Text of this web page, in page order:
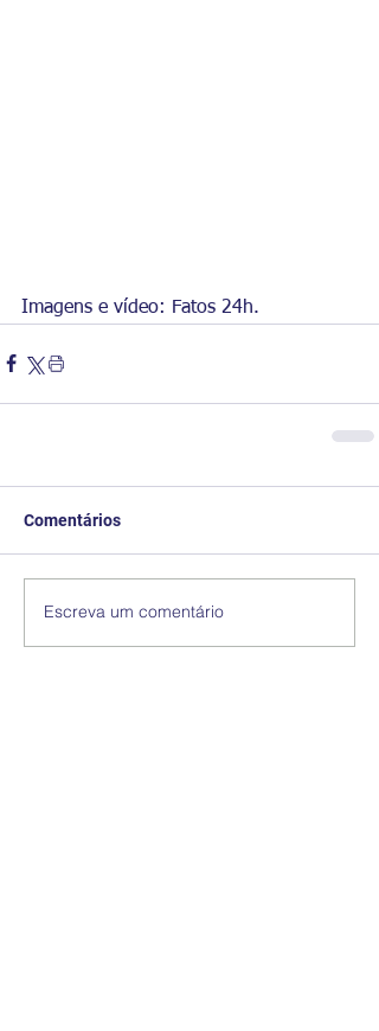
Imagens e vídeo: Fatos 24h.
Comentários
Escreva um comentário